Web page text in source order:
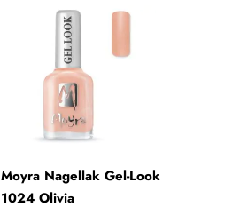
Moyra Nagellak Gel-Look
1024 Olivia